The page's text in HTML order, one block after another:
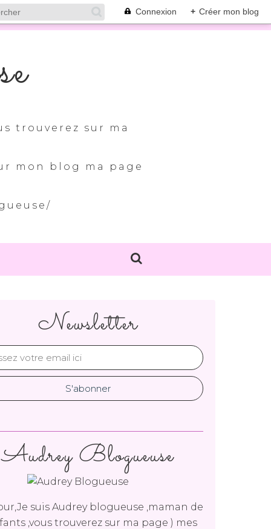
Connexion + Créer mon blog
trouverez sur ma
mon blog ma page
Newsletter
Audrey Blogueuse
suis Audrey blogueuse ,maman de
,vous trouverez sur ma page ) mes